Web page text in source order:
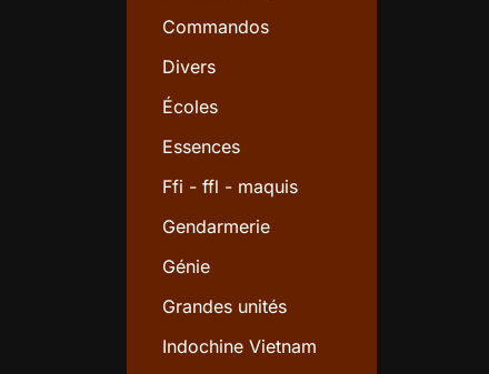
Commandos
Divers
Écoles
Essences
Ffi - ffl - maquis
Gendarmerie
Génie
Grandes unités
Indochine Vietnam